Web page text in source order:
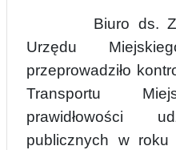
Biuro ds.
Urzędu
przeprowadziło
Transportu
prawidłowości
publicznych w